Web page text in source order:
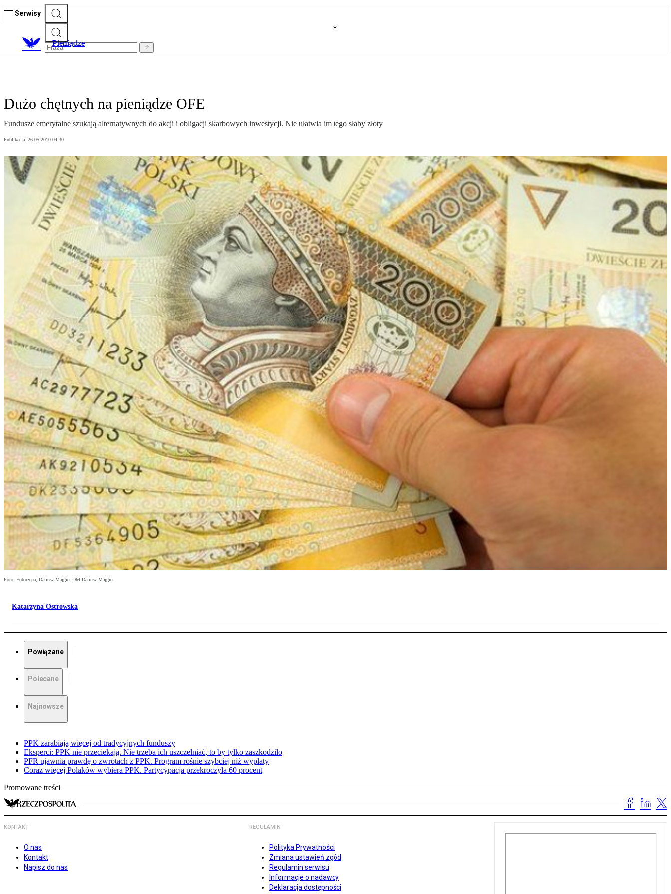
Serwisy
Pieniądze
Dużo chętnych na pieniądze OFE
Fundusze emerytalne szukają alternatywnych do akcji i obligacji skarbowych inwestycji. Nie ułatwia im tego słaby złoty
Publikacja: 26.05.2010 04:30
Foto: Fotorzepa, Dariusz Majgier DM Dariusz Majgier
Katarzyna Ostrowska
Powiązane
Polecane
Najnowsze
PPK zarabiają więcej od tradycyjnych funduszy
Eksperci: PPK nie przeciekają. Nie trzeba ich uszczelniać, to by tylko zaszkodziło
PFR ujawnia prawdę o zwrotach z PPK. Program rośnie szybciej niż wypłaty
Coraz więcej Polaków wybiera PPK. Partycypacja przekroczyła 60 procent
Promowane treści
KONTAKT
O nas
Kontakt
Napisz do nas
REGULAMIN
Polityka Prywatności
Zmiana ustawień zgód
Regulamin serwisu
Informacje o nadawcy
Deklaracja dostępności